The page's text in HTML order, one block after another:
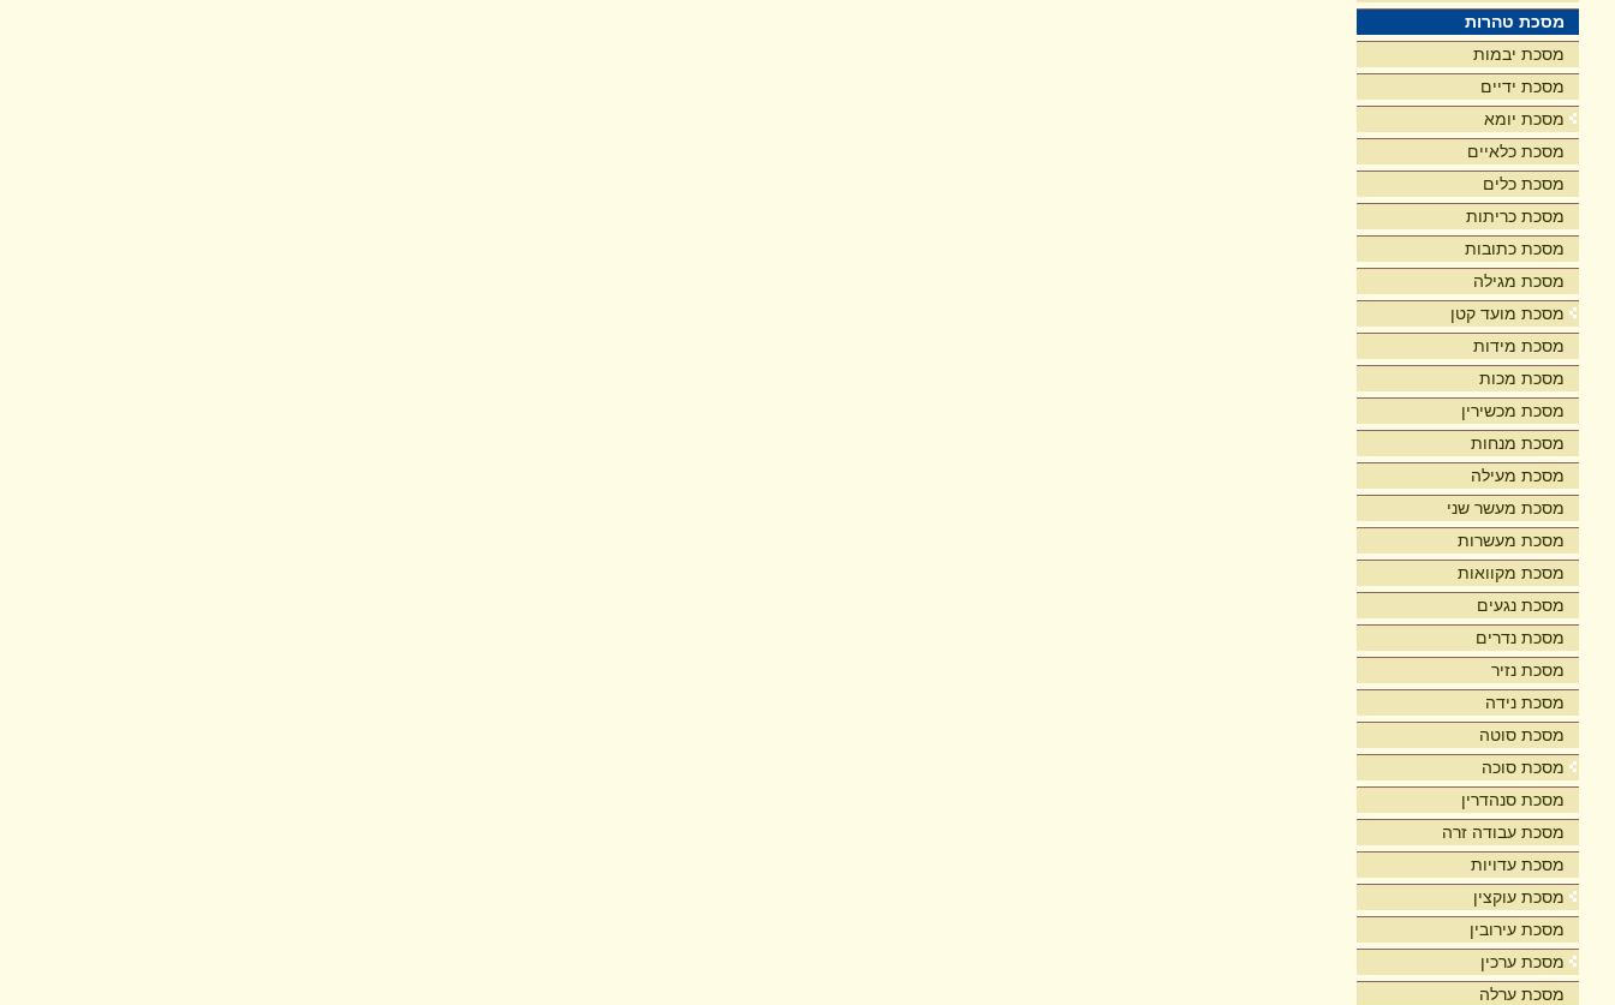
מסכת טהרות
מסכת יבמות
מסכת ידיים
מסכת יומא
מסכת כלאיים
מסכת כלים
מסכת כריתות
מסכת כתובות
מסכת מגילה
מסכת מועד קטן
מסכת מידות
מסכת מכות
מסכת מכשירין
מסכת מנחות
מסכת מעילה
מסכת מעשר שני
מסכת מעשרות
מסכת מקוואות
מסכת נגעים
מסכת נדרים
מסכת נזיר
מסכת נידה
מסכת סוטה
מסכת סוכה
מסכת סנהדרין
מסכת עבודה זרה
מסכת עדויות
מסכת עוקצין
מסכת עירובין
מסכת ערכין
מסכת ערלה